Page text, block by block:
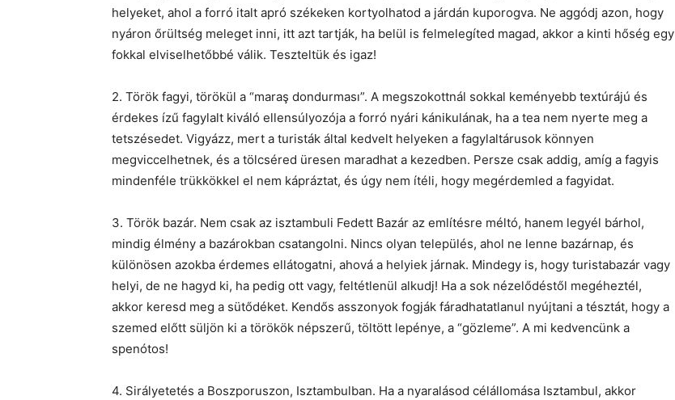
helyeket, ahol a forró italt apró székeken kortyolhatod a járdán kuporogva. Ne aggódj azon, hogy
nyáron őrültség meleget inni, itt azt tartják, ha belül is felmelegíted magad, akkor a kinti hőség egy
fokkal elviselhetőbbé válik. Teszteltük és igaz!
2. Török fagyi, törökül a “maraş dondurması”. A megszokottnál sokkal keményebb textúrájú és
érdekes ízű fagylalt kiváló ellensúlyozója a forró nyári kánikulának, ha a tea nem nyerte meg a
tetszésedet. Vigyázz, mert a turisták által kedvelt helyeken a fagylaltárusok könnyen
megviccelhetnek, és a tölcséred üresen maradhat a kezedben. Persze csak addig, amíg a fagyis
mindenféle trükkökkel el nem kápráztat, és úgy nem ítéli, hogy megérdemled a fagyidat.
3. Török bazár. Nem csak az isztambuli Fedett Bazár az említésre méltó, hanem legyél bárhol,
mindig élmény a bazárokban csatangolni. Nincs olyan település, ahol ne lenne bazárnap, és
különösen azokba érdemes ellátogatni, ahová a helyiek járnak. Mindegy is, hogy turistabazár vagy
helyi, de ne hagyd ki, ha pedig ott vagy, feltétlenül alkudj! Ha a sok nézelődéstől megéheztél,
akkor keresd meg a sütődéket. Kendős asszonyok fogják fáradhatatlanul nyújtani a tésztát, hogy a
szemed előtt süljön ki a törökök népszerű, töltött lepénye, a “gözleme”. A mi kedvencünk a
spenótos!
4. Sirályetetés a Boszporuszon, Isztambulban. Ha a nyaralásod célállomása Isztambul, akkor